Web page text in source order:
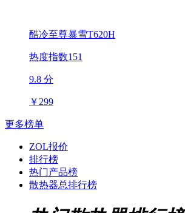
酷冷至尊暴雪T620H
热度指数151
9.8 分
￥ 299
更多榜单
ZOL报价
排行榜
热门产品榜
散热器总排行榜